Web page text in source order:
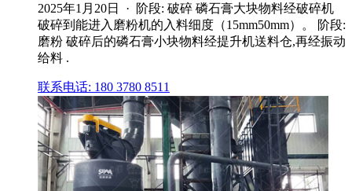
2025年1月20日 · 阶段: 破碎 磷石膏大块物料经破碎机
破碎到能进入磨粉机的入料细度（15mm50mm）。 阶段:
磨粉 破碎后的磷石膏小块物料经提升机送料仓,再经振动
给料 .
联系电话: 180 3780 8511